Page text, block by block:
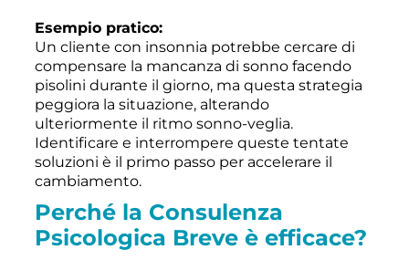
Esempio pratico:
Un cliente con insonnia potrebbe cercare di
compensare la mancanza di sonno facendo
pisolini durante il giorno, ma questa strategia
peggiora la situazione, alterando
ulteriormente il ritmo sonno-veglia.
Identificare e interrompere queste tentate
soluzioni è il primo passo per accelerare il
cambiamento.
Perché la Consulenza
Psicologica Breve è efficace?